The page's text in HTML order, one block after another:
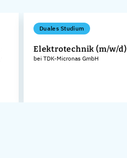
Duales Studium
Elektrotechnik (m/w/d)
bei TDK-Micronas GmbH